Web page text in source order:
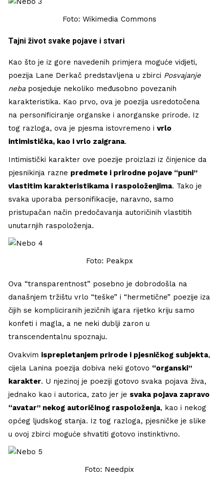
Foto: Wikimedia Commons
Tajni život svake pojave i stvari
Kao što je iz gore navedenih primjera moguće vidjeti,
poezija Lane Derkač predstavljena u zbirci Posvajanje
nebaposjeduje nekoliko međusobno povezanih
karakteristika. Kao prvo, ova je poezija usredotočena
na personificiranje organske i anorganske prirode. Iz
tog razloga, ova je pjesma istovremeno ivrlo
intimistička, kao i vrlo zaigrana.
Intimistički karakter ove poezije proizlazi iz činjenice da
pjesnikinja razne predmete i prirodne pojave “puni”
vlastitim karakteristikama i raspoloženjima. Tako je
svaka uporaba personifikacije, naravno, samo
pristupačan način predočavanja autoričinih vlastitih
unutarnjih raspoloženja.
Foto: Peakpx
Ova “transparentnost” posebno je dobrodošla na
današnjem tržištu vrlo “teške” i “hermetične” poezije iza
čijih se kompliciranih jezičnih igara rijetko kriju samo
konfeti i magla, a ne neki dublji zaron u
transcendentalnu spoznaju.
Ovakvim isprepletanjem prirode i pjesničkog subjekta,
cijela Lanina poezija dobiva neki gotovo “organski”
karakter. U njezinoj je poeziji gotovo svaka pojava živa,
jednako kao i autorica, zato jer je svaka pojava zapravo
“avatar” nekog autoričinog raspoloženja, kao i nekog
općeg ljudskog stanja. Iz tog razloga, pjesničke je slike
u ovoj zbirci moguće shvatiti gotovo instinktivno.
Foto: Needpix